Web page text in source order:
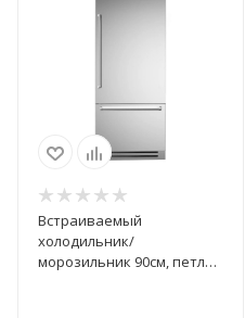
Встраиваемый
холодильник/
морозильник 90см, петли